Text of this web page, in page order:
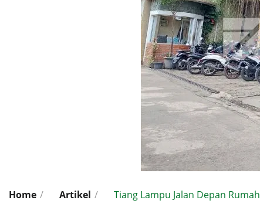
Home / Artikel / Tiang Lampu Jalan Depan